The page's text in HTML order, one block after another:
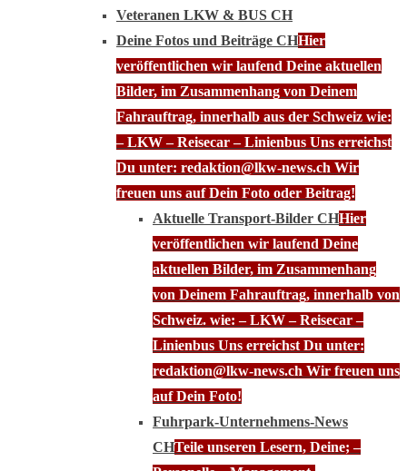
Veteranen LKW & BUS CH
Deine Fotos und Beiträge CHHier
veröffentlichen wir laufend Deine aktuellen
Bilder, im Zusammenhang von Deinem
Fahrauftrag, innerhalb aus der Schweiz wie:
– LKW – Reisecar – Linienbus Uns erreichst
Du unter: redaktion@lkw-news.ch Wir
freuen uns auf Dein Foto oder Beitrag!
Aktuelle Transport-Bilder CHHier
veröffentlichen wir laufend Deine
aktuellen Bilder, im Zusammenhang
von Deinem Fahrauftrag, innerhalb von
Schweiz. wie: – LKW – Reisecar –
Linienbus Uns erreichst Du unter:
redaktion@lkw-news.ch Wir freuen uns
auf Dein Foto!
Fuhrpark-Unternehmens-News
CHTeile unseren Lesern, Deine; –